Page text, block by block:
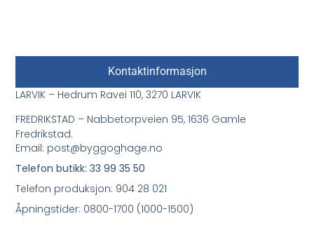
Kontaktinformasjon
LARVIK – Hedrum Ravei 110, 3270 LARVIK
FREDRIKSTAD – Nabbetorpveien 95, 1636 Gamle
Fredrikstad.
Email: post@byggoghage.no
Telefon butikk: 33 99 35 50
Telefon produksjon: 904 28 021
Åpningstider: 0800-1700 (1000-1500)